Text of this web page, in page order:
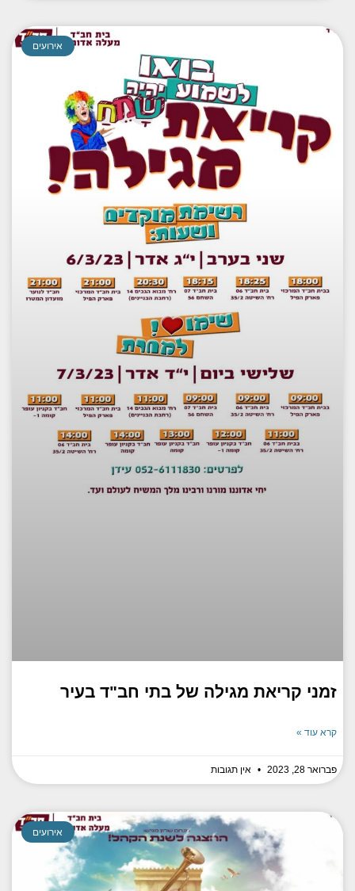
אירועים
זמני קריאת מגילה של בתי חב"ד בעיר
קרא עוד »
פברואר 28, 2023 אין תגובות
אירועים